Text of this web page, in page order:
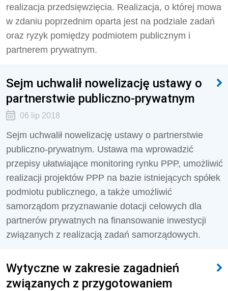
realizacja przedsięwzięcia. Realizacja, o której mowa
w zdaniu poprzednim oparta jest na podziale zadań
oraz ryzyk pomiędzy podmiotem publicznym i
partnerem prywatnym.
Sejm uchwalił nowelizację ustawy o
partnerstwie publiczno-prywatnym
06 lip 2018
Sejm uchwalił nowelizację ustawy o partnerstwie
publiczno-prywatnym. Ustawa ma wprowadzić
przepisy ułatwiające monitoring rynku PPP, umożliwić
realizacji projektów PPP na bazie istniejących spółek
podmiotu publicznego, a także umożliwić
samorządom przyznawanie dotacji celowych dla
partnerów prywatnych na finansowanie inwestycji
związanych z realizacją zadań samorządowych.
Wytyczne w zakresie zagadnień
związanych z przygotowaniem